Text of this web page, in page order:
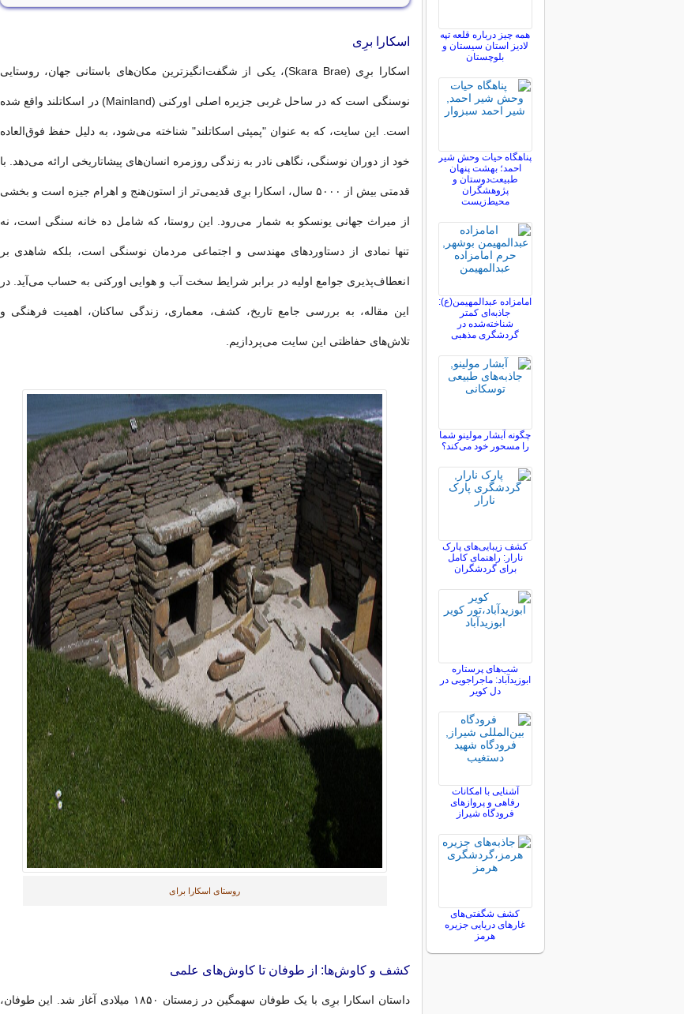
اسکارا برِی
اسکارا برِی (Skara Brae)، یکی از شگفت‌انگیزترین مکان‌های باستانی جهان، روستایی
نوسنگی است که در ساحل غربی جزیره اصلی اورکنی (Mainland) در اسکاتلند واقع شده
است. این سایت، که به عنوان "پمپئی اسکاتلند" شناخته می‌شود، به دلیل حفظ فوق‌العاده
خود از دوران نوسنگی، نگاهی نادر به زندگی روزمره انسان‌های پیشاتاریخی ارائه می‌دهد. با
قدمتی بیش از ۵۰۰۰ سال، اسکارا برِی قدیمی‌تر از استون‌هنج و اهرام جیزه است و بخشی
از میراث جهانی یونسکو به شمار می‌رود. این روستا، که شامل ده خانه سنگی است، نه
تنها نمادی از دستاوردهای مهندسی و اجتماعی مردمان نوسنگی است، بلکه شاهدی بر
انعطاف‌پذیری جوامع اولیه در برابر شرایط سخت آب و هوایی اورکنی به حساب می‌آید. در
این مقاله، به بررسی جامع تاریخ، کشف، معماری، زندگی ساکنان، اهمیت فرهنگی و
تلاش‌های حفاظتی این سایت می‌پردازیم.
روستای اسکارا برای
کشف و کاوش‌ها: از طوفان تا کاوش‌های علمی
داستان اسکارا برِی با یک طوفان سهمگین در زمستان ۱۸۵۰ میلادی آغاز شد. این طوفان،
همه چیز درباره قلعه تپه
لادیز استان سیستان و
بلوچستان
پناهگاه حیات وحش شیر
احمد؛ بهشت پنهان
طبیعت‌دوستان و
پژوهشگران
محیط‌زیست
امامزاده عبدالمهیمن(ع):
جاذبه‌ای کمتر
شناخته‌شده در
گردشگری مذهبی
چگونه آبشار مولینو شما
را مسحور خود می‌کند؟
کشف زیبایی‌های پارک
نارار: راهنمای کامل
برای گردشگران
شب‌های پرستاره
ابوزیدآباد: ماجراجویی در
دل کویر
آشنایی با امکانات
رفاهی و پروازهای
فرودگاه شیراز
کشف شگفتی‌های
غارهای دریایی جزیره
هرمز